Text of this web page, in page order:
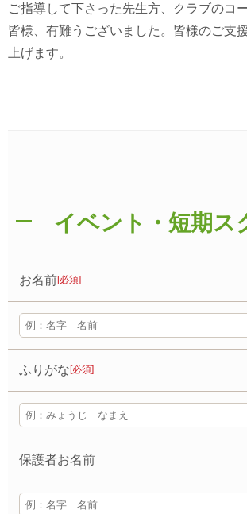
ご指導して下さった先生方、クラブのコ
皆様、有難うございました。皆様のご支
上げます。
イベント・短期ス
お名前[必須]
ふりがな [必須]
保護者お名前